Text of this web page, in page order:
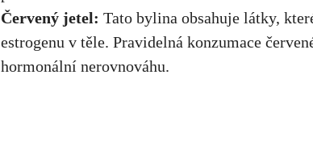
Červený jetel: Tato bylina obsahuje látky,
estrogenu v těle. Pravidelná konzumace
hormonální nerovnováhu.